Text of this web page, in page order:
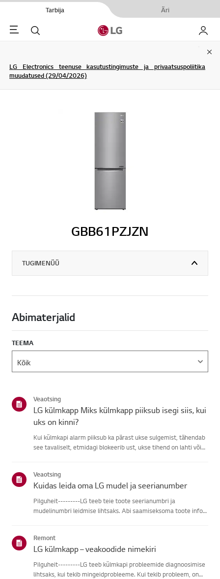
Tarbija Äri
Menu Otsi Minu
LG Electronics teenuse kasutustingimuste ja privaatsuspoliitika
muudatused (29/04/2026)
GBB61PZJZN
TUGIMENÜÜ
Abimaterjalid
TEEMA
Veaotsing
LG külmkapp Miks külmkapp piiksub isegi siis, kui
uks on kinni?
Kui külmkapi alarm piiksub ka pärast ukse sulgemist, tähendab
see tavaliselt, etmidagi blokeerib ust, ukse tihend on lahti või
Veaotsing
Kuidas leida oma LG mudel ja seerianumber
Pilguheit---------LG teeb teie toote seerianumbri ja
mudelinumbri leidmise lihtsaks. Abi saamiseksoma toote info
võiva...
Remont
LG külmkapp – veakoodide nimekiri
Pilguheit---------LG teeb külmkapi probleemide diagnoosimise
lihtsaks, kui tekib mingeidprobleeme. Kui tekib probleem, on